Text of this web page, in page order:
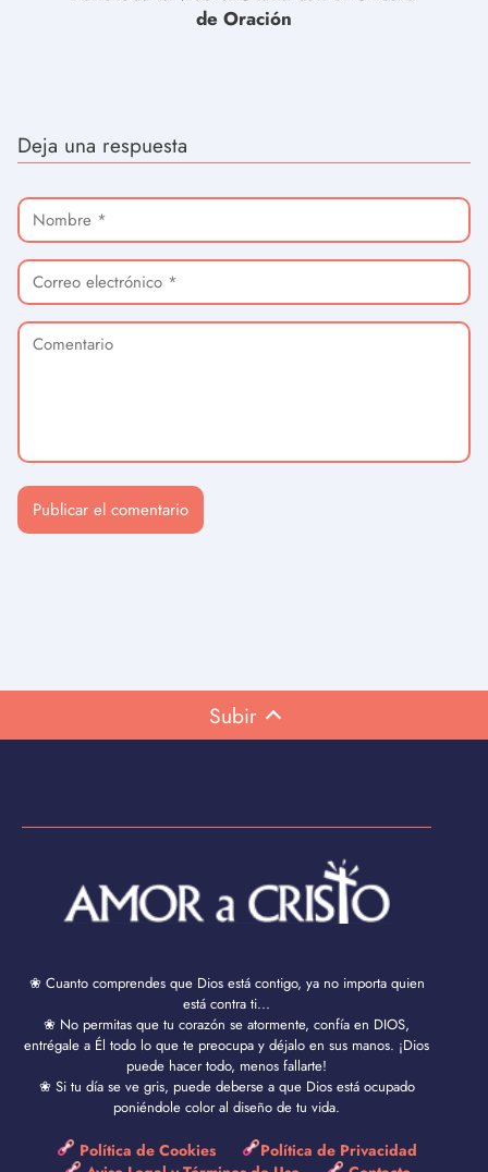
de Oración
Deja una respuesta
Subir
❀ Cuanto comprendes que Dios está contigo, ya no importa quien
está contra ti...
❀ No permitas que tu corazón se atormente, confía en DIOS,
entrégale a Él todo lo que te preocupa y déjalo en sus manos. ¡Dios
puede hacer todo, menos fallarte!
❀ Si tu día se ve gris, puede deberse a que Dios está ocupado
poniéndole color al diseño de tu vida.
Política de Cookies
Política de Privacidad